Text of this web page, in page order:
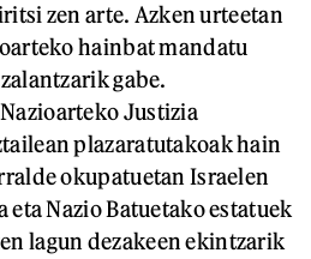
zen arte. Azken urteetan
hainbat mandatu
gabe.
Justizia
plazaratutakoak hain
okupatuetan Israelen
eta Nazio Batuetako estatuek
lagun dezakeen ekintzarik